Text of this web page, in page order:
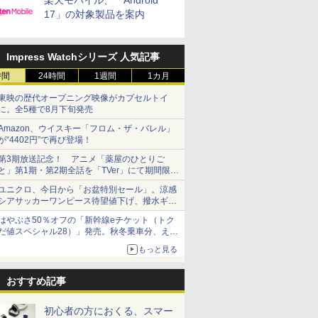
17」の対象製品を案内
Impress Watchシリーズ 人気記事
24時間 1週間 1カ月
映の歴代オープニング映像がカプセルトイ
。全5種で8月下旬発売
、ウイスキー「フロム・ザ・バレル」
“4402円”で再び登場！
3期放送記念！ アニメ「薬屋のひとりご
」第1期・第2期全話を「TVer」にて期間限定
順次無料配信開始
ニクロ、今日から「お盆特別セール」。涼感
アサッカーワンピース待望値下げ、撥水ギア
ョーツは1990円に
やぶさ50％オフの「新幹線eチケット（トク
値スペシャル28）」発売。秋冬乗車分、えき
もっと見る
おすすめ記事
初心者の方におくる、スマー